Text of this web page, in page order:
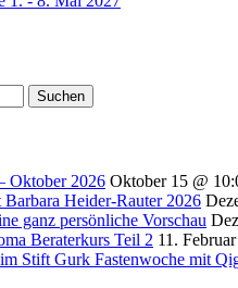
Oktober 2026 Oktober 15 @
Barbara Heider-Rauter 2026
ganz persönliche Vorschau
Beraterkurs Teil 2 11.
Fastenwoche mit